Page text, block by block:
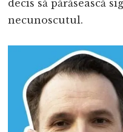
decis să părăsească
necunoscutul.